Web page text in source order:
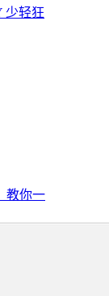
少轻狂
教你一